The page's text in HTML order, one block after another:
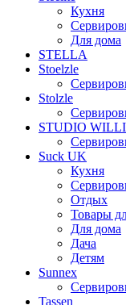
Кухня
Для дома
STELLA
Stoelzle
Stolzle
STUDIO
Suck UK
Кухня
Отдых
Товары
Для дома
Дача
Детям
Sunnex
Tassen